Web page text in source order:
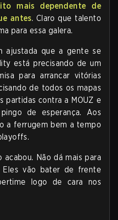
mais dependente de
antes. Claro que talento
para essa galera.
ajustada que a gente se
está precisando de um
para arrancar vitórias
de todos os mapas
partidas contra a MOUZ e
de esperança. Aos
a ferrugem bem a tempo
Não dá mais para
Eles vão bater de frente
logo de cara nos